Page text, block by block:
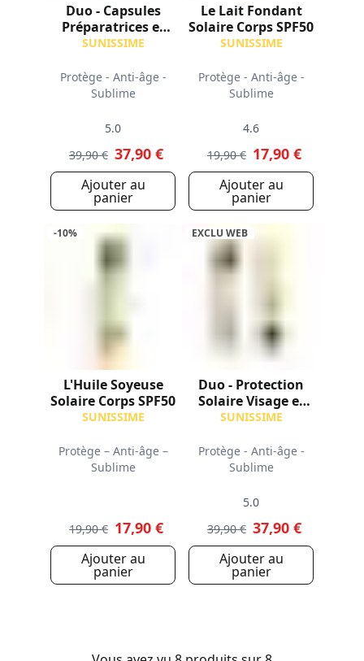
Duo - Capsules
Préparatrices et
Protection Solaire
SUNISSIME
Protège - Anti-âge -
Sublime
5.0
39,90 € 37,90 €
Ajouter au
panier
Le Lait Fondant
Solaire Corps SPF50
SUNISSIME
Protège - Anti-âge -
Sublime
4.6
19,90 € 17,90 €
Ajouter au
panier
-10%
L'Huile Soyeuse
Solaire Corps SPF50
SUNISSIME
Protège – Anti-âge –
Sublime
19,90 € 17,90 €
Ajouter au
panier
EXCLU WEB
Duo - Protection
Solaire Visage et
Corps SPF50+
SUNISSIME
Protège - Anti-âge -
Sublime
5.0
39,90 € 37,90 €
Ajouter au
panier